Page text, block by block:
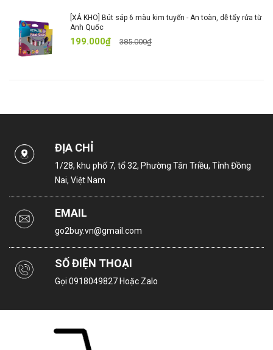
[XẢ KHO] Bút sáp 6 màu kim tuyến - An toàn, dễ tẩy rửa từ
Anh Quốc
199.000₫ 385.000₫
ĐỊA CHỈ
1/28, khu phố 7, tổ 32, Phường Tân Triều, Tỉnh Đồng
Nai, Việt Nam
EMAIL
go2buy.vn@gmail.com
SỐ ĐIỆN THOẠI
Gọi 0918049827 Hoặc Zalo